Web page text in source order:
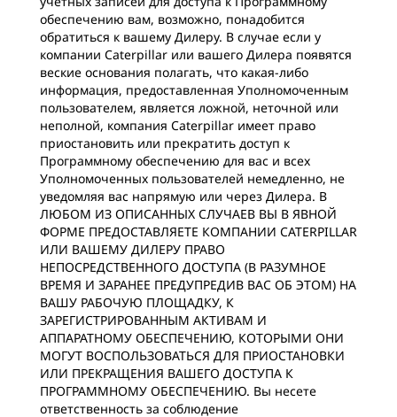
обеспечению вам, возможно, понадобится
обратиться к вашему Дилеру. В случае если у
компании Caterpillar или вашего Дилера появятся
веские основания полагать, что какая-либо
информация, предоставленная Уполномоченным
пользователем, является ложной, неточной или
неполной, компания Caterpillar имеет право
приостановить или прекратить доступ к
Программному обеспечению для вас и всех
Уполномоченных пользователей немедленно, не
уведомляя вас напрямую или через Дилера. В
ЛЮБОМ ИЗ ОПИСАННЫХ СЛУЧАЕВ ВЫ В ЯВНОЙ
ФОРМЕ ПРЕДОСТАВЛЯЕТЕ КОМПАНИИ CATERPILLAR
ИЛИ ВАШЕМУ ДИЛЕРУ ПРАВО
НЕПОСРЕДСТВЕННОГО ДОСТУПА (В РАЗУМНОЕ
ВРЕМЯ И ЗАРАНЕЕ ПРЕДУПРЕДИВ ВАС ОБ ЭТОМ) НА
ВАШУ РАБОЧУЮ ПЛОЩАДКУ, К
ЗАРЕГИСТРИРОВАННЫМ АКТИВАМ И
АППАРАТНОМУ ОБЕСПЕЧЕНИЮ, КОТОРЫМИ ОНИ
МОГУТ ВОСПОЛЬЗОВАТЬСЯ ДЛЯ ПРИОСТАНОВКИ
ИЛИ ПРЕКРАЩЕНИЯ ВАШЕГО ДОСТУПА К
ПРОГРАММНОМУ ОБЕСПЕЧЕНИЮ. Вы несете
ответственность за соблюдение